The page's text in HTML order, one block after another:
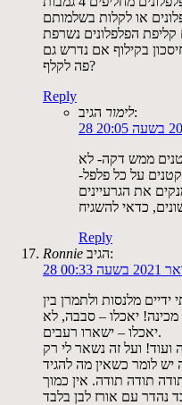
הפלפלונים נשרפת
בקילוף אם נדרש גם
פה לקלף?
Reply
לימורהגיב:
ממש דקה- לא
חייבים לקלוף.. הייתי מהמהרת על 4-5 קטנים על כל פלפל-
את הגרעיינים
כדאי להשגיח
Reply
Ronnie
הגיב:
00:33
מלנסות ולתמרן בין
יאכלו – סבבה, לא
יאכלו – ישארו רעבים.
ועוד! ועל זה נשאר לי רק